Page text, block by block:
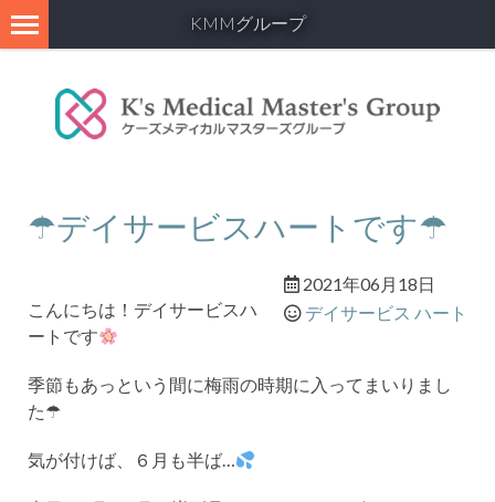
KMMグループ
☂デイサービスハートです☂
2021年06月18日
デイサービス ハート
こんにちは！デイサービスハ
ートです
季節もあっという間に梅雨の時期に入ってまいりまし
た☂
気が付けば、６月も半ば…